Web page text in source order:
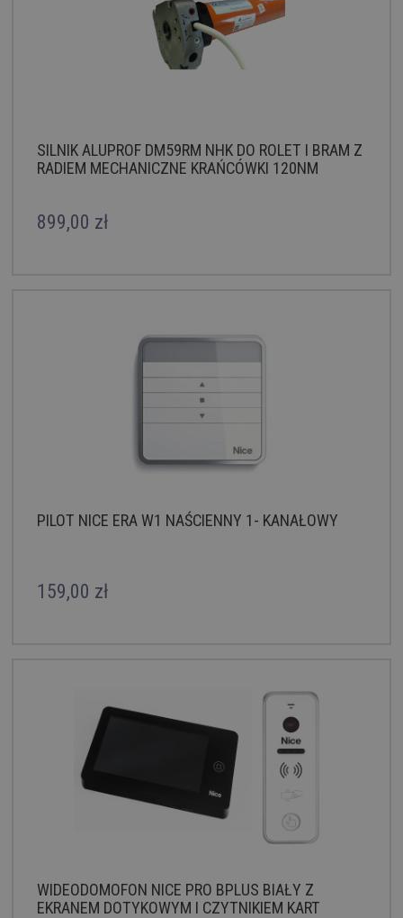
SILNIK ALUPROF DM59RM NHK DO ROLET I BRAM Z
RADIEM MECHANICZNE KRAŃCÓWKI 120NM
899,00 zł
PILOT NICE ERA W1 NAŚCIENNY 1- KANAŁOWY
159,00 zł
WIDEODOMOFON NICE PRO BPLUS BIAŁY Z
EKRANEM DOTYKOWYM I CZYTNIKIEM KART